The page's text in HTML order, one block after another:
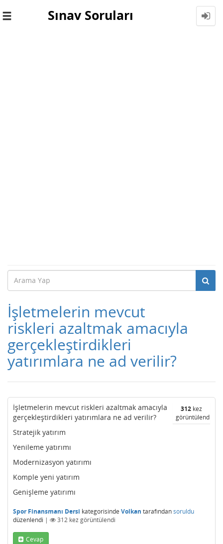
Toggle
Sınav Soruları
İşletmelerin mevcut
riskleri azaltmak amacıyla
gerçekleştirdikleri
yatırımlara ne ad verilir?
312 kez
görüntülendi
İşletmelerin mevcut riskleri azaltmak amacıyla
gerçekleştirdikleri yatırımlara ne ad verilir?
Stratejik yatırım
Yenileme yatırımı
Modernizasyon yatırımı
Komple yeni yatırım
Genişleme yatırımı
Spor Finansmanı Dersi kategorisinde Volkan tarafındansoruldu
düzenlendi | 312 kez görüntülendi
Cevap